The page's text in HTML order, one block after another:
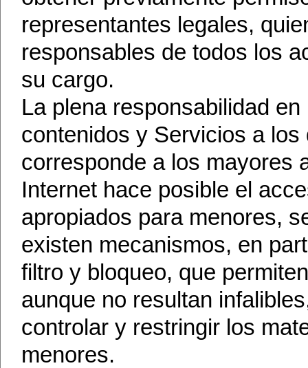
representantes legales,
responsables de todos los
su cargo.
La plena responsabilidad
contenidos y Servicios a
corresponde a los mayores
Internet hace posible el
apropiados para menores,
existen mecanismos, en
filtro y bloqueo, que
aunque no resultan
controlar y restringir los
menores.